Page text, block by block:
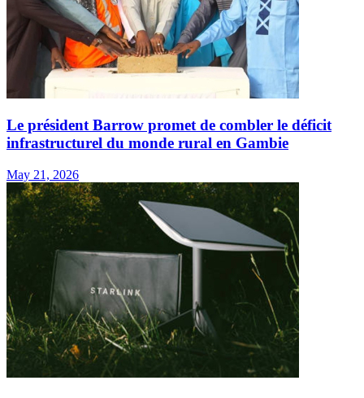
Le président Barrow promet de combler le déficit
infrastructurel du monde rural en Gambie
May 21, 2026